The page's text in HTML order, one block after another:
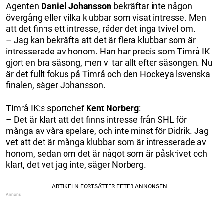
Agenten Daniel Johansson bekräftar inte någon
övergång eller vilka klubbar som visat intresse. Men
att det finns ett intresse, råder det inga tvivel om.
– Jag kan bekräfta att det är flera klubbar som är
intresserade av honom. Han har precis som Timrå IK
gjort en bra säsong, men vi tar allt efter säsongen. Nu
är det fullt fokus på Timrå och den Hockeyallsvenska
finalen, säger Johansson.
Timrå IK:s sportchefKent Norberg:
– Det är klart att det finns intresse från SHL för
många av våra spelare, och inte minst för Didrik. Jag
vet att det är många klubbar som är intresserade av
honom, sedan om det är något som är påskrivet och
klart, det vet jag inte, säger Norberg.